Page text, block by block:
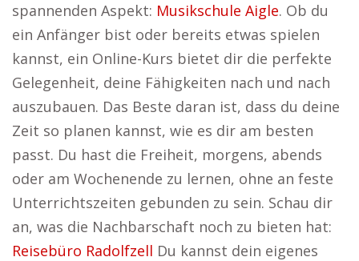
spannenden Aspekt: Musikschule Aigle. Ob du
ein Anfänger bist oder bereits etwas spielen
kannst, ein Online-Kurs bietet dir die perfekte
Gelegenheit, deine Fähigkeiten nach und nach
auszubauen. Das Beste daran ist, dass du deine
Zeit so planen kannst, wie es dir am besten
passt. Du hast die Freiheit, morgens, abends
oder am Wochenende zu lernen, ohne an feste
Unterrichtszeiten gebunden zu sein. Schau dir
an, was die Nachbarschaft noch zu bieten hat:
Reisebüro Radolfzell Du kannst dein eigenes